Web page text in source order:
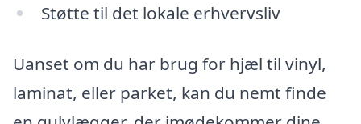
Støtte til det lokale erhvervsliv
Uanset om du har brug for hjæl til vinyl,
laminat, eller parket, kan du nemt finde